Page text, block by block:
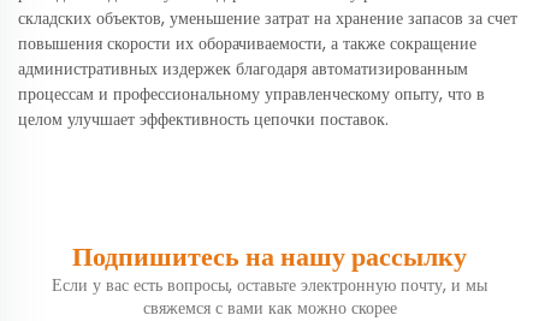
складских объектов, уменьшение затрат на хранение запасов за счет
повышения скорости их оборачиваемости, а также сокращение
административных издержек благодаря автоматизированным
процессам и профессиональному управленческому опыту, что в
целом улучшает эффективность цепочки поставок.
Подпишитесь на нашу рассылку
Если у вас есть вопросы, оставьте электронную почту, и мы
свяжемся с вами как можно скорее